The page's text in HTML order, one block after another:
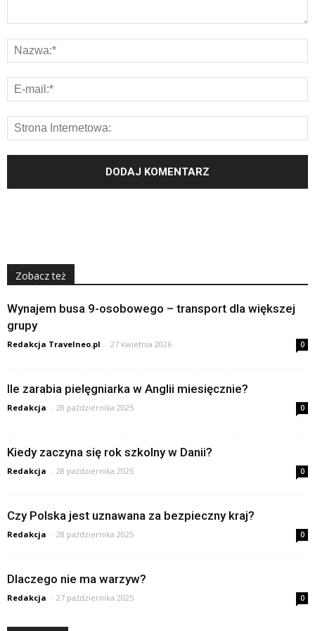
Zobacz też
Wynajem busa 9-osobowego – transport dla większej
grupy
Redakcja Travelneo.pl - 27 kwietnia 2026 0
Ile zarabia pielęgniarka w Anglii miesięcznie?
Redakcja - 28 października 2025 0
Kiedy zaczyna się rok szkolny w Danii?
Redakcja - 28 października 2025 0
Czy Polska jest uznawana za bezpieczny kraj?
Redakcja - 28 października 2025 0
Dlaczego nie ma warzyw?
Redakcja - 27 października 2025 0